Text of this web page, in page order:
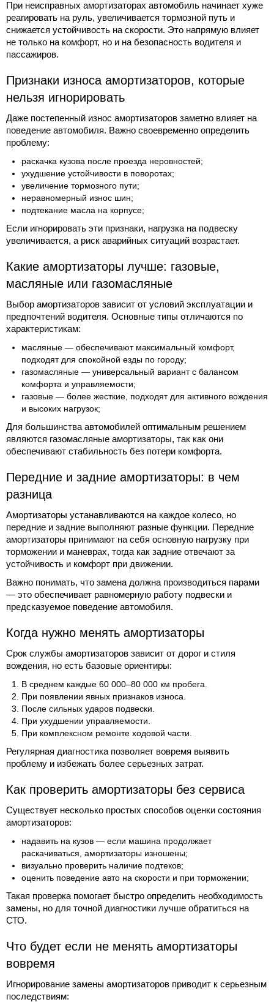
При неисправных амортизаторах автомобиль начинает хуже
реагировать на руль, увеличивается тормозной путь и
снижается устойчивость на скорости. Это напрямую влияет
не только на комфорт, но и на безопасность водителя и
пассажиров.
Признаки износа амортизаторов, которые
нельзя игнорировать
Даже постепенный износ амортизаторов заметно влияет на
поведение автомобиля. Важно своевременно определить
проблему:
раскачка кузова после проезда неровностей;
ухудшение устойчивости в поворотах;
увеличение тормозного пути;
неравномерный износ шин;
подтекание масла на корпусе;
Если игнорировать эти признаки, нагрузка на подвеску
увеличивается, а риск аварийных ситуаций возрастает.
Какие амортизаторы лучше: газовые,
масляные или газомасляные
Выбор амортизаторов зависит от условий эксплуатации и
предпочтений водителя. Основные типы отличаются по
характеристикам:
масляные — обеспечивают максимальный комфорт,
подходят для спокойной езды по городу;
газомасляные — универсальный вариант с балансом
комфорта и управляемости;
газовые — более жесткие, подходят для активного вождения
и высоких нагрузок;
Для большинства автомобилей оптимальным решением
являются газомасляные амортизаторы, так как они
обеспечивают стабильность без потери комфорта.
Передние и задние амортизаторы: в чем
разница
Амортизаторы устанавливаются на каждое колесо, но
передние и задние выполняют разные функции. Передние
амортизаторы принимают на себя основную нагрузку при
торможении и маневрах, тогда как задние отвечают за
устойчивость и комфорт при движении.
Важно понимать, что замена должна производиться парами
— это обеспечивает равномерную работу подвески и
предсказуемое поведение автомобиля.
Когда нужно менять амортизаторы
Срок службы амортизаторов зависит от дорог и стиля
вождения, но есть базовые ориентиры:
В среднем каждые 60 000–80 000 км пробега.
При появлении явных признаков износа.
После сильных ударов подвески.
При ухудшении управляемости.
При комплексном ремонте ходовой части.
Регулярная диагностика позволяет вовремя выявить
проблему и избежать более серьезных затрат.
Как проверить амортизаторы без сервиса
Существует несколько простых способов оценки состояния
амортизаторов:
надавить на кузов — если машина продолжает
раскачиваться, амортизаторы изношены;
визуально проверить наличие подтеков;
оценить поведение авто на скорости и при торможении;
Такая проверка помогает быстро определить необходимость
замены, но для точной диагностики лучше обратиться на
СТО.
Что будет если не менять амортизаторы
вовремя
Игнорирование замены амортизаторов приводит к серьезным
последствиям: